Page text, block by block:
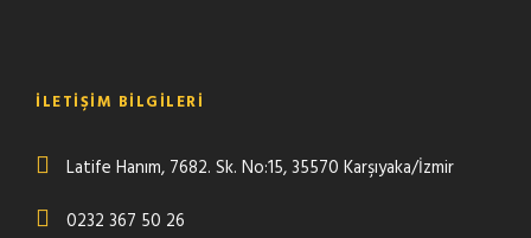
İLETIŞIM BILGILERI
Latife Hanım, 7682. Sk. No:15, 35570 Karşıyaka/İzmir
0232 367 50 26